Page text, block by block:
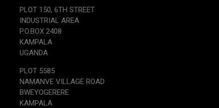
PLOT 150, 6TH STREET
INDUSTRIAL AREA
P.O.BOX 2408
KAMPALA
UGANDA
PLOT 5585
NAMANVE VILLAGE ROAD
BWEYOGERERE
KAMPALA